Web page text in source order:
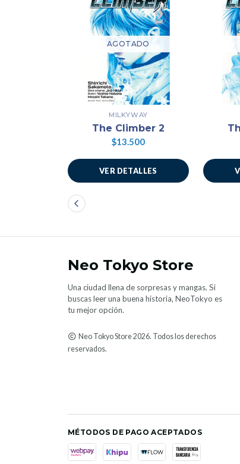
AGOTADO
MILKYWAY
The Climber 2
$13.500
VER DETALLES
Neo Tokyo Store
Una ciudad llena de sorpresas y mangas. Si
buscas leer una buena historia, NeoTokyo es
tu mejor opción.
Neo Tokyo Store 2026. Todos los derechos
reservados.
MÉTODOS DE PAGO ACEPTADOS